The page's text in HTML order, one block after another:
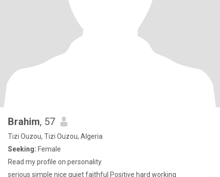
Brahim, 57
Tizi Ouzou, Tizi Ouzou, Algeria
Seeking: Female
Read my profile on personality
serious simple nice quiet faithful Positive hard working